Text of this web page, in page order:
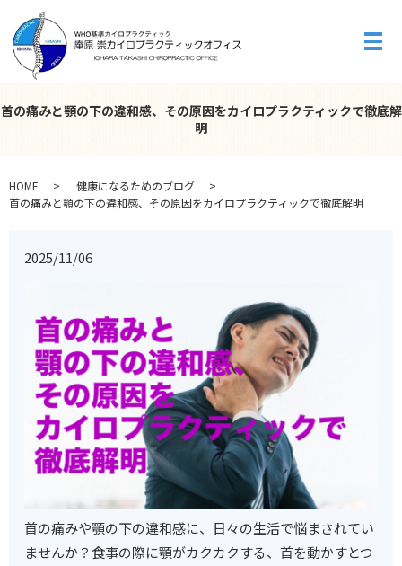
メ
首の痛みと顎の下の違和感、その原因をカイロプラクティックで徹底解
明
HOME
健康になるためのブログ
首の痛みと顎の下の違和感、その原因をカイロプラクティックで徹底解明
2025/11/06
首の痛みや顎の下の違和感に、日々の生活で悩まされてい
ませんか？食事の際に顎がカクカクする、首を動かすとつ